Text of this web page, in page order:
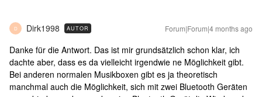
D Dirk1998 AUTOR Forum|Forum|4 months ago
Danke für die Antwort. Das ist mir grundsätzlich schon klar, ich
dachte aber, dass es da vielleicht irgendwie ne Möglichkeit gibt.
Bei anderen normalen Musikboxen gibt es ja theoretisch
manchmal auch die Möglichkeit, sich mit zwei Bluetooth Geräten